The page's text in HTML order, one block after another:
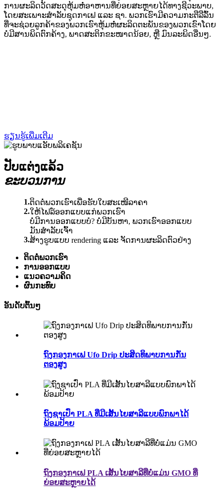
ການຜະລິດວັດສະດຸຫຸ້ມຫໍ່ອາຫານທີ່ຍ່ອຍສະຫຼາຍໄດ້ທາງຊີວະພາບ,
ໂດຍສະເພາະສຳລັບຊຸດກາເຟ ແລະ ຊາ. ພວກເຮົາມີຄວາມກະຕືລືລົ້ນ
ທີ່ຈະຊ່ວຍລູກຄ້າຂອງພວກເຮົາຫຸ້ມຫໍ່ຜະລິດຕະພັນຂອງພວກເຂົາໂດຍ
ບໍ່ມີສານພິດຕົກຄ້າງ, ພາດສະຕິກຂະໜາດນ້ອຍ, ຫຼື ມົນລະພິດອື່ນໆ.
ຮຽນຮູ້ເພີ່ມເຕີມ
ປັບແຕ່ງແລ້ວ
ຂະບວນການ
1.ຕິດຕໍ່ພວກເຮົາເພື່ອຮັບໃບສະເໜີລາຄາ
2.ໃຫ້ໄຟລ໌ອອກແບບແກ່ພວກເຮົາ
ບໍ່ມີການອອກແບບບໍ? ບໍ່ມີບັນຫາ, ພວກເຮົາອອກແບບ
ມັນສຳລັບເຈົ້າ
3.ສ້າງຮູບແບບ rendering ແລະ ຈັດການຜະລິດຕົວຢ່າງ
ຕິດຕໍ່ພວກເຮົາ
ການອອກແບບ
ແນວຄວາມຄິດ
ຜົນກະທົບ
ອັນດັບຕົ້ນໆ
ຖົງກອງກາເຟ Ufo Drip ປະສິດທິພາບການກັ່ນ
ຕອງສູງ
ຖົງຊາເປົ່າ PLA ທີ່ມີເສັ້ນໄຍສາລີແບບພົກພາໄດ້
ພ້ອມປ້າຍ
ຖົງກອງກາເຟ PLA ເສັ້ນໄຍສາລີທີ່ບໍ່ແມ່ນ GMO ທີ່
ຍ່ອຍສະຫຼາຍໄດ້